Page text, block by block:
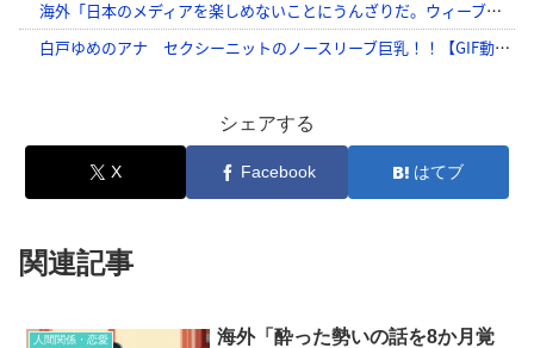
シェアする
X Facebook はてブ
関連記事
人間関係・恋愛
海外「酔った勢いの話を8か月覚